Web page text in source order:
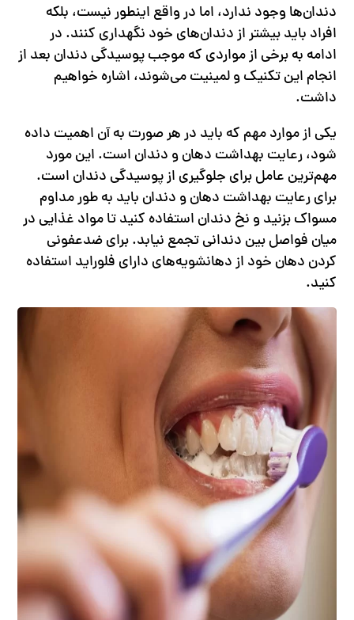
دندان‌ها وجود ندارد، اما در واقع اینطور نیست، بلکه
افراد باید بیشتر از دندان‌های خود نگهداری کنند. در
ادامه به برخی از مواردی که موجب پوسیدگی دندان بعد از
انجام این تکنیک و لمینیت می‌شوند، اشاره خواهیم
داشت.
یکی از موارد مهم که باید در هر صورت به آن اهمیت داده
شود، رعایت بهداشت دهان و دندان است. این مورد
مهم‌ترین عامل برای جلوگیری از پوسیدگی دندان است.
برای رعایت بهداشت دهان و دندان باید به طور مداوم
مسواک بزنید و نخ دندان استفاده کنید تا مواد غذایی در
میان فواصل بین دندانی تجمع نیابد. برای ضدعفونی
کردن دهان خود از دهانشویه‌های دارای فلوراید استفاده
کنید.